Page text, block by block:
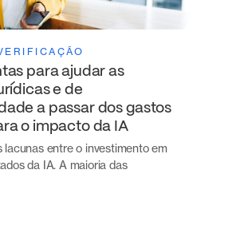
para ajudar as
e de
a passar dos gastos
o impacto da IA
lacunas entre o investimento em
da IA. A maioria das